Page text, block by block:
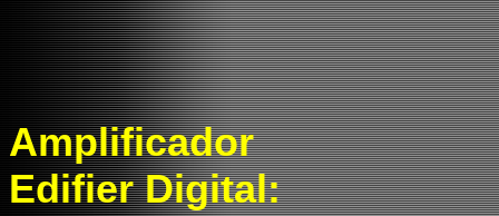
Amplificador
Edifier Digital: